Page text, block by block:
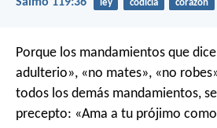
ley codicia corazón
Porque los mandamientos que
adulterio», «no mates», «no
todos los demás mandamientos,
precepto: «Ama a tu prójimo